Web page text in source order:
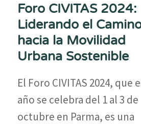
Foro CIVITAS 2024:
Liderando el
hacia la Movilidad
Urbana Sostenible
El Foro CIVITAS 2024, que
año se celebra del 1 al 3 de
octubre en Parma, es una